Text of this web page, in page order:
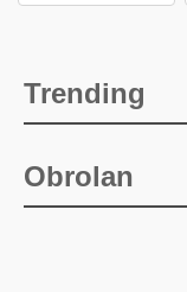
Trending
Obrolan